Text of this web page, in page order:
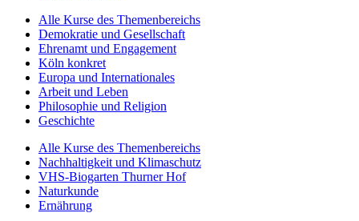
Alle Kurse des Themenbereichs
Demokratie und Gesellschaft
Ehrenamt und Engagement
Köln konkret
Europa und Internationales
Arbeit und Leben
Philosophie und Religion
Geschichte
Alle Kurse des Themenbereichs
Nachhaltigkeit und Klimaschutz
VHS-Biogarten Thurner Hof
Naturkunde
Ernährung